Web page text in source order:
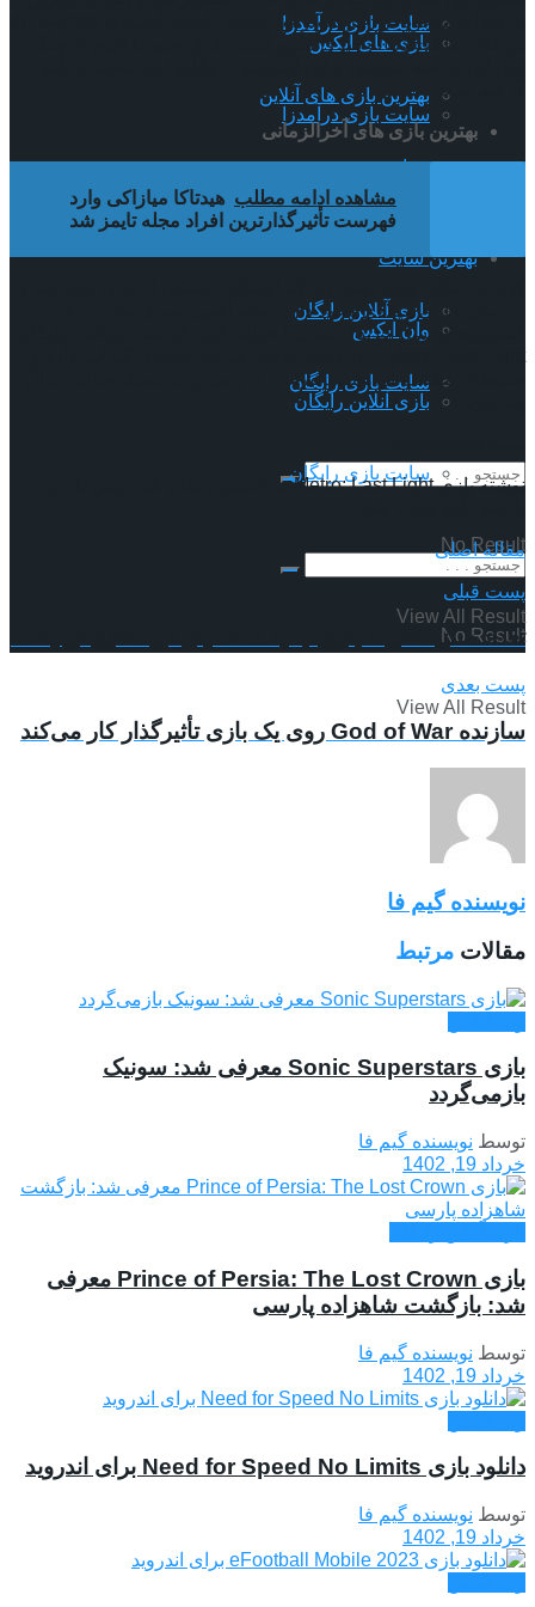
سایت بازی درآمدزا
بهترین بازی های آنلاین
بهترین سایت
وان ایکس
بازی آنلاین رایگان
سایت بازی رایگان
No Result
View All Result
بازی های ایکس
سایت بازی درآمدزا
بهترین بازی های آنلاین
بهترین سایت
وان ایکس
بازی آنلاین رایگان
سایت بازی رایگان
No Result
View All Result
در حال ساخت دنباله سری مترو است. بازی جدید با الهام از جنگ
گرفته است.
بهترین بازی های آخرالزمانی
مشاهده ادامه مطلب هیدتاکا میازاکی وارد
فهرست تأثیرگذارترین افراد مجله تایمز شد
در سال جاری میلادی وجود دارد. ماجراجویی سری مترو روی
کنسول‌های نسل جدید ادامه پیدا خواهد کرد. فرصت دریافت رایگان
جنبه‌های مختلف آن همانند تیراندازی و مبارزات بسیار جذاب دنبال
نوشته بازی Metro: Last Light در استیم رایگان شد اولین بار در
مقاله اصلی
پست قبلی
تعداد سازندگان 6 بازی جدید اساسینز کرید افزایش یافت
پست بعدی
سازنده God of War روی یک بازی تأثیرگذار کار می‌کند
نویسنده گیم فا
مقالات مرتبط
بازی Sonic Superstars معرفی شد:‌ سونیک
بازمی‌گردد
توسط نویسنده گیم فا
خرداد 19, 1402
بازی Prince of Persia: The Lost Crown معرفی
شد: بازگشت شاهزاده پارسی
توسط نویسنده گیم فا
خرداد 19, 1402
دانلود بازی Need for Speed No Limits برای اندروید
توسط نویسنده گیم فا
خرداد 19, 1402